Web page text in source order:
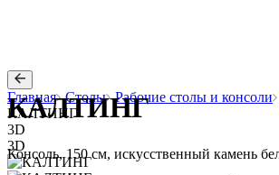
Главная Столы Рабочие столы и консоли
КАЛТИНГ
3D
3D
КАЛТИНГ
Консоль, 150 см, искусственный камень